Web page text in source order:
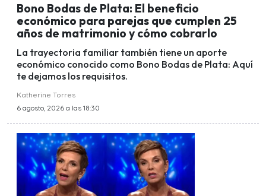
Bono Bodas de Plata: El beneficio
económico para parejas que cumplen 25
años de matrimonio y cómo cobrarlo
La trayectoria familiar también tiene un aporte
económico conocido como Bono Bodas de Plata: Aquí
te dejamos los requisitos.
Katherine Torres
6 agosto, 2026 a las 18:30